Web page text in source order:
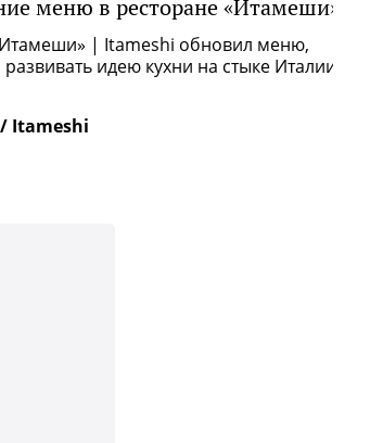
меню в ресторане «Итамеши»
| Itameshi обновил меню,
идею кухни на стыке Италии
Itameshi